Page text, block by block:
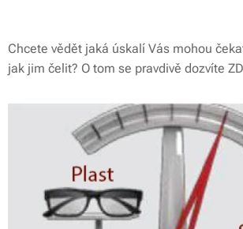
Chcete vědět jaká úskalí Vás mohou
jak jim čelit? O tom se pravdivě dozvíte